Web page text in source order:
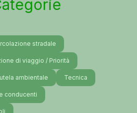
stradale
di viaggio / Priorità
ambientale Tecnica
conducenti